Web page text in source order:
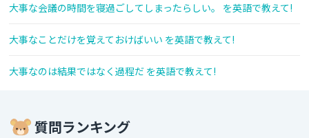
大事な会議の時間を寝過ごしてしまったらしい。 を英語で教えて!
大事なことだけを覚えておけばいい を英語で教えて!
大事なのは結果ではなく過程だ を英語で教えて!
質問ランキング